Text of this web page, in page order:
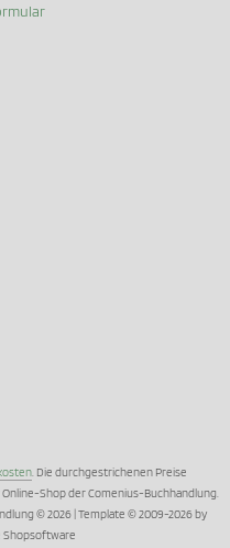
. Die durchgestrichenen Preise
Shop der Comenius-Buchhandlung.
© 2026 | Template © 2009-2026 by
Shopsoftware